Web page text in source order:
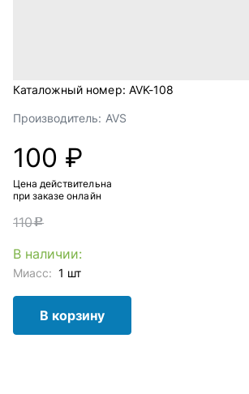
Каталожный номер: AVK-108
Производитель: AVS
100 ₽
Цена действительна
при заказе онлайн
110c
В наличии:
Миасс: 1 шт
В корзину